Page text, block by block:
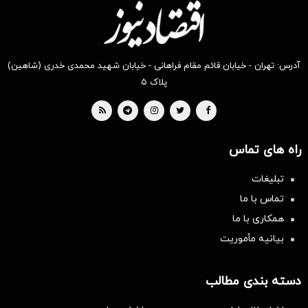
آدرس: تهران - خیابان قائم مقام فراهانی - خیابان شهید محمدی خدری (شاهین)
پلاک ۵
راه های تماس
تبلیغات
تماس با ما
همکاری با ما
بیانیه مأموریت
دسته بندی مطالب